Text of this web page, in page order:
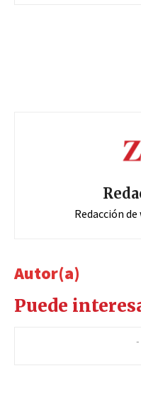
Redacción
Autor(a)
Puede